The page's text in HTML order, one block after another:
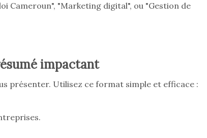
Cameroun", "Marketing digital", ou "Gestion de
impactant
présenter. Utilisez ce format simple et efficace :